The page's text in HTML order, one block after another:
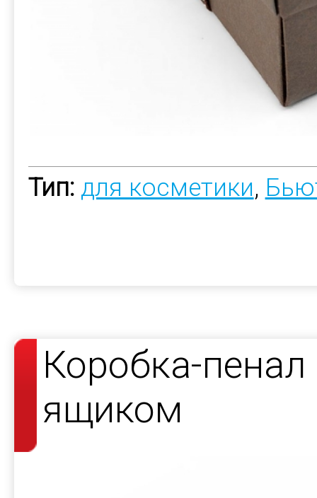
Тип: для косметики,
Коробка-
ящиком